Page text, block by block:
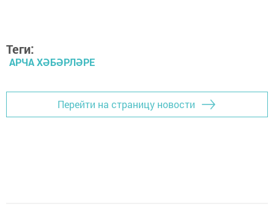
Теги:
АРЧА ХӘБӘРЛӘРЕ
Перейти на страницу новости